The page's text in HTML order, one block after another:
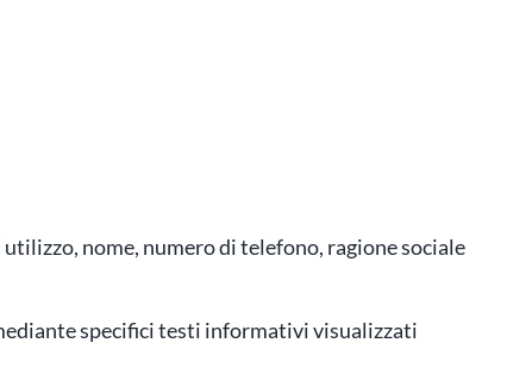
nome, numero di telefono, ragione sociale
specifici testi informativi visualizzati